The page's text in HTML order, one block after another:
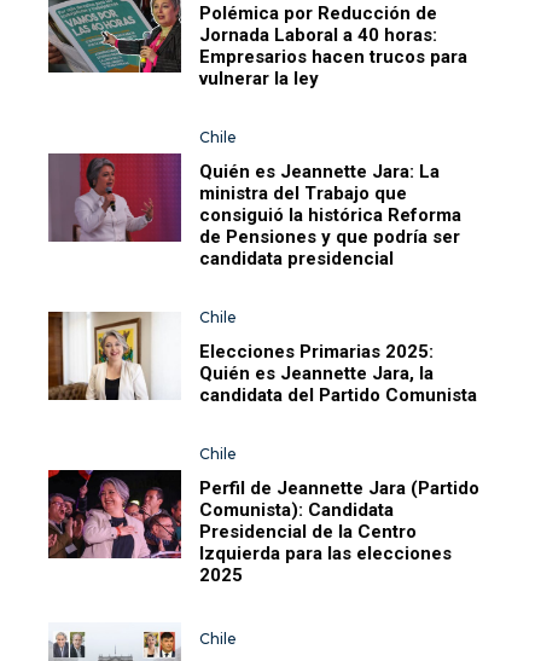
Polémica por Reducción de
Jornada Laboral a 40 horas:
Empresarios hacen trucos para
vulnerar la ley
Chile
Quién es Jeannette Jara: La
ministra del Trabajo que
consiguió la histórica Reforma
de Pensiones y que podría ser
candidata presidencial
Chile
Elecciones Primarias 2025:
Quién es Jeannette Jara, la
candidata del Partido Comunista
Chile
Perfil de Jeannette Jara (Partido
Comunista): Candidata
Presidencial de la Centro
Izquierda para las elecciones
2025
Chile